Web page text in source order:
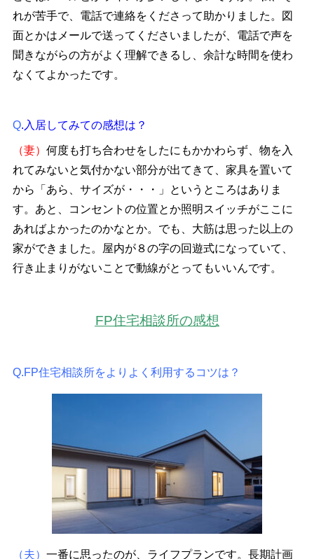
れが苦手で、電話で連絡をくださって助かりました。図
面とかはメールで送ってくださいましたが、電話で声を
聞きながらの方がよく理解できるし、余計な時間を使わ
なくてよかったです。
Q.入居してみての感想は？
（妻） 何度も打ち合わせをしたにもかかわらず、物を入
れてみないと気付かない部分が出てきて、家具を置いて
から「あら、サイズが・・・」というところはありま
す。あと、コンセントの位置とか照明スイッチがここに
あればよかったのかなとか。でも、大筋は思った以上の
家ができました。屋内が８の字の回遊式になっていて、
行き止まりがないことで動線がとってもいいんです。
FP住宅相談所の感想
Q.FP住宅相談所をよりよく利用するコツは？
（夫） 一番に思ったのが、ライフプランです。長期計画